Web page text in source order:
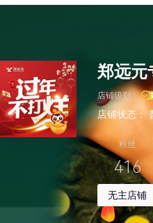
郑远元
店铺级别：
店铺状态：
粉丝
416
无主店铺